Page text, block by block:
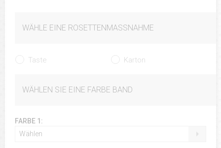
WÄHLE EINE ROSETTENMASSNAHME
Taste Karton
WÄHLEN SIE EINE FARBE BAND
FARBE 1:
Wählen